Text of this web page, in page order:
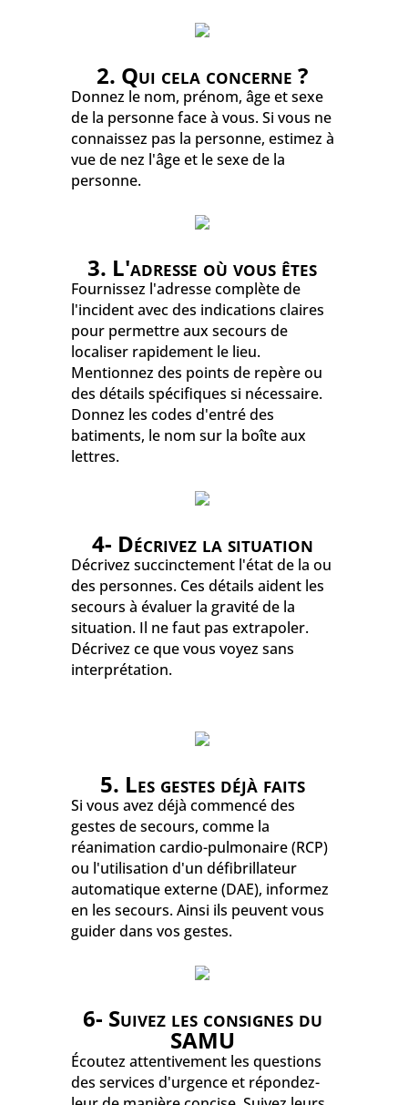
2. Qui cela concerne ?
Donnez le nom, prénom, âge et sexe
de la personne face à vous. Si vous ne
connaissez pas la personne, estimez à
vue de nez l'âge et le sexe de la
personne.
3. L'adresse où vous êtes
Fournissez l'adresse complète de
l'incident avec des indications claires
pour permettre aux secours de
localiser rapidement le lieu.
Mentionnez des points de repère ou
des détails spécifiques si nécessaire.
Donnez les codes d'entré des
batiments, le nom sur la boîte aux
lettres.
4- Décrivez la situation
Décrivez succinctement l'état de la ou
des personnes. Ces détails aident les
secours à évaluer la gravité de la
situation. Il ne faut pas extrapoler.
Décrivez ce que vous voyez sans
interprétation.
5. Les gestes déjà faits
Si vous avez déjà commencé des
gestes de secours, comme la
réanimation cardio-pulmonaire (RCP)
ou l'utilisation d'un défibrillateur
automatique externe (DAE), informez
en les secours. Ainsi ils peuvent vous
guider dans vos gestes.
6- Suivez les consignes du
SAMU
Écoutez attentivement les questions
des services d'urgence et répondez-